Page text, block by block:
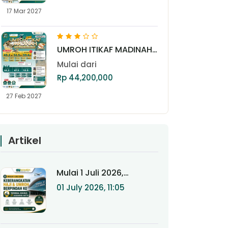
17 Mar 2027
27 Feb 2027
UMROH ITIKAF MADINAH
Mulai dari
Rp 44,200,000
Artikel
Mulai 1 Juli 2026,
Keberangkatan Haji &
Umroh Berpindah ke
01 July 2026, 11:05